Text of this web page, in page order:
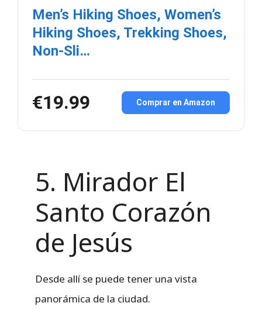
Men’s Hiking Shoes, Women’s
Hiking Shoes, Trekking Shoes,
Non-Sli…
€19.99 Comprar en Amazon
5. Mirador El
Santo Corazón
de Jesús
Desde allí se puede tener una vista
panorámica de la ciudad.